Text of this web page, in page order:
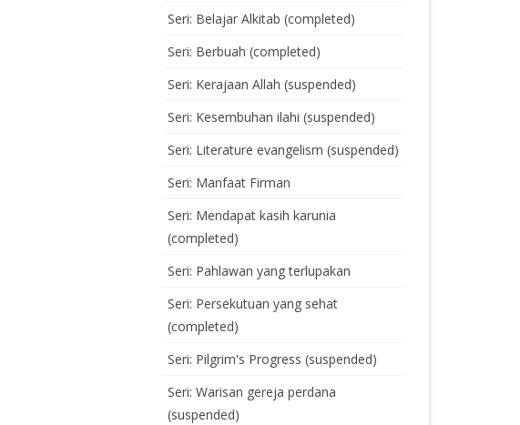
Seri: Belajar Alkitab (completed)
Seri: Berbuah (completed)
Seri: Kerajaan Allah (suspended)
Seri: Kesembuhan ilahi (suspended)
Seri: Literature evangelism (suspended)
Seri: Manfaat Firman
Seri: Mendapat kasih karunia
(completed)
Seri: Pahlawan yang terlupakan
Seri: Persekutuan yang sehat
(completed)
Seri: Pilgrim's Progress (suspended)
Seri: Warisan gereja perdana
(suspended)